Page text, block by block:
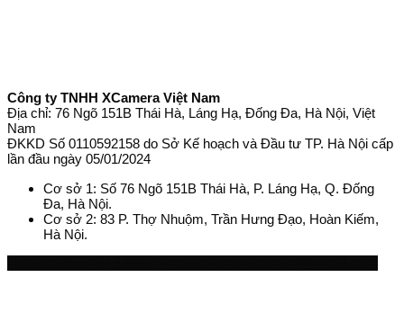
Công ty TNHH XCamera Việt Nam
Địa chỉ: 76 Ngõ 151B Thái Hà, Láng Hạ, Đống Đa, Hà Nội, Việt
Nam
ĐKKD Số 0110592158 do Sở Kế hoạch và Đầu tư TP. Hà Nội cấp
lần đầu ngày 05/01/2024
Cơ sở 1: Số 76 Ngõ 151B Thái Hà, P. Láng Hạ, Q. Đống
Đa, Hà Nội.
Cơ sở 2: 83 P. Thợ Nhuộm, Trần Hưng Đạo, Hoàn Kiếm,
Hà Nội.